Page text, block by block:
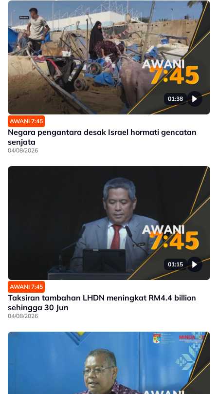
01:38
AWANI 7:45
Negara pengantara desak Israel hormati gencatan
senjata
04/08/2026
01:15
AWANI 7:45
Taksiran tambahan LHDN meningkat RM4.4 billion
sehingga 30 Jun
04/08/2026